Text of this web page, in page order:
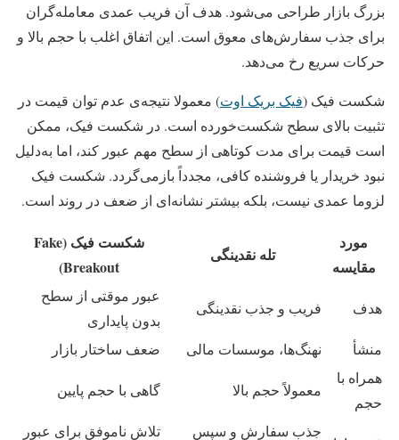
بزرگ بازار طراحی می‌شود. هدف آن فریب عمدی معامله‌گران
برای جذب سفارش‌های معوق است. این اتفاق اغلب با حجم بالا و
حرکات سریع رخ می‌دهد.
شکست فیک (فیک بریک اوت) معمولا نتیجه‌ی عدم توان قیمت در
تثبیت بالای سطح شکست‌خورده است. در شکست فیک، ممکن
است قیمت برای مدت کوتاهی از سطح مهم عبور کند، اما به‌دلیل
نبود خریدار یا فروشنده کافی، مجدداً بازمی‌گردد. شکست فیک
لزوما عمدی نیست، بلکه بیشتر نشانه‌ای از ضعف در روند است.
مورد
مقایسه
تله نقدینگی
شکست فیک (Fake
Breakout)
هدف فریب و جذب نقدینگی
عبور موقتی از سطح
بدون پایداری
منشأ
نهنگ‌ها، موسسات مالی
ضعف ساختار بازار
همراه با
حجم
معمولاً حجم بالا گاهی با حجم پایین
جذب سفارش و سپس تلاش ناموفق برای عبور